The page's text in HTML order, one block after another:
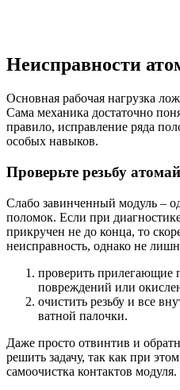
Неисправности
Основная рабочая нагрузка
Сама механика достаточно
правило, исправление ряда
особых навыков.
Проверьте резьбу
Слабо завинченный модуль –
поломок. Если при
прикручен не до конца, то
неисправность, однако не
проверить прилегающие
повреждений или
очистить резьбу и все
ватной палочки.
Даже просто отвинтив и
решить задачу, так как при
самоочистка контактов модуля.